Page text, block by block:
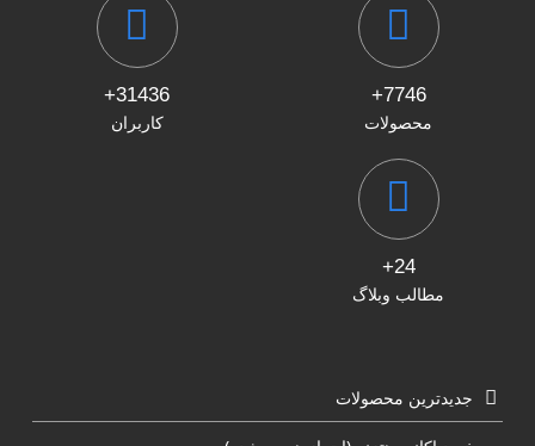
7746+
محصولات
31436+
کاربران
24+
مطالب وبلاگ
جدیدترین محصولات